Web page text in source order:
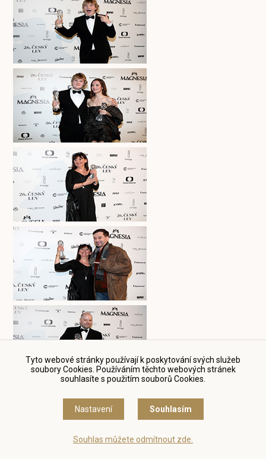
Tyto webové stránky používají k poskytování svých služeb
soubory Cookies. Používáním těchto webových stránek
souhlasíte s použitím souborů Cookies.
Nastavení Souhlasím
Souhlas můžete odmítnout zde.